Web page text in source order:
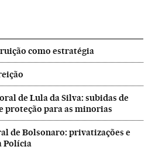
como estratégia
de Lula da Silva: subidas de
proteção para as minorias
de Bolsonaro: privatizações e
Polícia